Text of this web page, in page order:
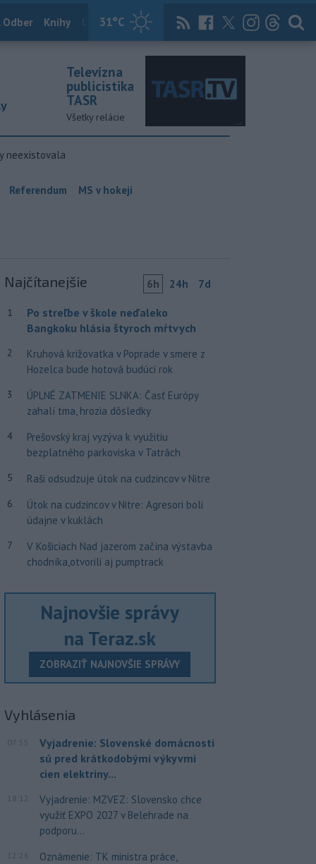
31°C
Odber Knihy Útulkovo Magazín News Now Archív
Televízna
publicistika
TASR
Všetky relácie
neexistovala
Referendum MS v hokeji
Najčítanejšie 6h 24h 7d
1
Po streľbe v škole neďaleko
Bangkoku hlásia štyroch mŕtvych
2
Kruhová križovatka v Poprade v smere z
Hozelca bude hotová budúci rok
3
ÚPLNÉ ZATMENIE SLNKA: Časť Európy
zahalí tma, hrozia dôsledky
4
Prešovský kraj vyzýva k využitiu
bezplatného parkoviska v Tatrách
5 Raši odsudzuje útok na cudzincov v Nitre
6
Útok na cudzincov v Nitre: Agresori boli
údajne v kuklách
7
V Košiciach Nad jazerom začína výstavba
chodníka,otvorili aj pumptrack
Najnovšie správy
na Teraz.sk
ZOBRAZIŤ NAJNOVŠIE SPRÁVY
Vyhlásenia
07:55
Vyjadrenie: Slovenské domácnosti
sú pred krátkodobými výkyvmi
cien elektriny...
18:12
Vyjadrenie: MZVEZ: Slovensko chce
využiť EXPO 2027 v Belehrade na
podporu...
12:26
Oznámenie: TK ministra práce,